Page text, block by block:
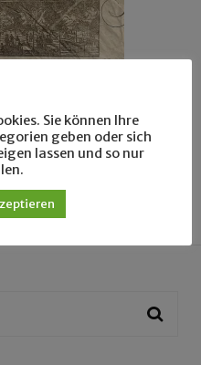
von 1884
Sie können Ihre
geben oder sich
lassen und so nur